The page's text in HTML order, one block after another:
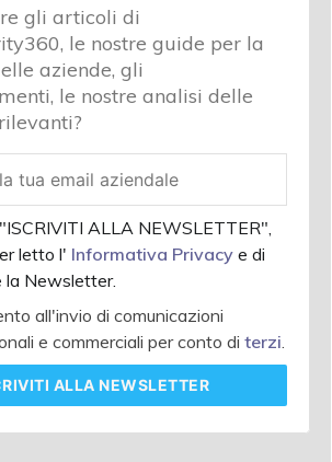
gli articoli di
le nostre guide per la
aziende, gli
le nostre analisi delle
ALLA NEWSLETTER",
letto l' Informativa Privacy e di
la Newsletter.
all'invio di comunicazioni
e commerciali per conto di terzi.
ALLA NEWSLETTER